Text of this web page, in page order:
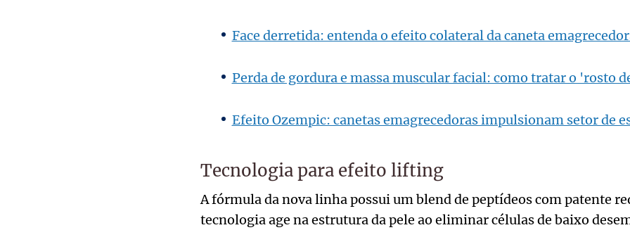
Face derretida: entenda o efeito colateral da caneta
Perda de gordura e massa muscular facial: como tratar o 'rosto
Efeito Ozempic: canetas emagrecedoras impulsionam setor de
Tecnologia para efeito lifting
A fórmula da nova linha possui um blend de peptídeos com patente
tecnologia age na estrutura da pele ao eliminar células de baixo